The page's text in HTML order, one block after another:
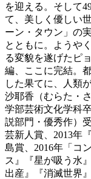
を迎える。そして
て、美しく優しい
ーン・タウン」の
とともに。ようや
る変貌を遂げたピ
編、ここに完結。
した果てに、人類
沙耶香（むらた・
学部芸術文化学科
説部門・優秀作）
芸新人賞、2013年
島賞、2016年「コ
ス』『星が吸う水
出産』『消滅世界